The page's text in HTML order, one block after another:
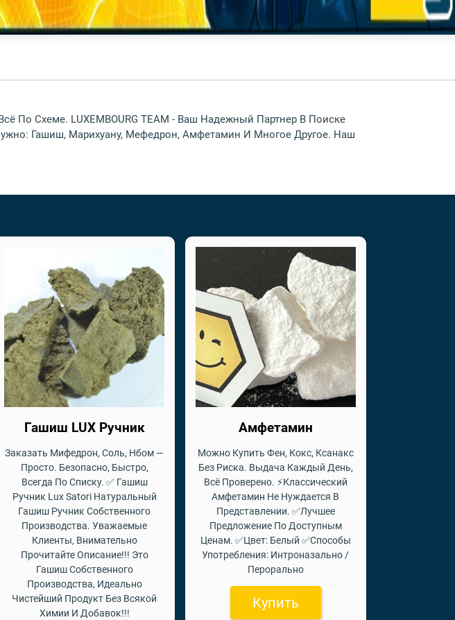
По Схеме. LUXEMBOURG TEAM - Ваш Надежный Партнер В Поиске
Гашиш, Марихуану, Мефедрон, Амфетамин И Многое Другое. Наш
Гашиш LUX Ручник
Заказать Мифедрон, Соль, Нбом —
Просто. Безопасно, Быстро,
Всегда По Списку. ✅ Гашиш
Ручник Lux Satori Натуральный
Гашиш Ручник Собственного
Производства. Уважаемые
Клиенты, Внимательно
Прочитайте Описание!!! Это
Гашиш Собственного
Производства, Идеально
Чистейший Продукт Без Всякой
Химии И Добавок!!!
Амфетамин
Можно Купить Фен, Кокс, Ксанакс
Без Риска. Выдача Каждый День,
Всё Проверено. ⚡Классический
Амфетамин Не Нуждается В
Представлении. ✅Лучшее
Предложение По Доступным
Ценам. ✅Цвет: Белый ✅Способы
Употребления: Интроназально /
Перорально
Купить